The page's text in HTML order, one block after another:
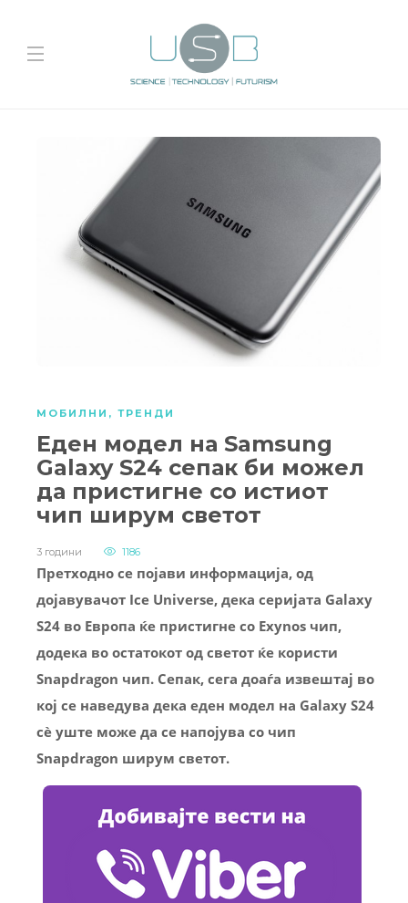
МОБИЛНИ , ТРЕНДИ
Еден модел на Samsung
Galaxy S24 сепак би можел
да пристигне со истиот
чип ширум светот
3 години 1186
Претходно се појави информација, од
дојавувачот Ice Universe, дека серијата Galaxy
S24 во Европа ќе пристигне со Exynos чип,
додека во остатокот од светот ќе користи
Snapdragon чип. Сепак, сега доаѓа извештај во
кој се наведува дека еден модел на Galaxy S24
сè уште може да се напојува со чип
Snapdragon ширум светот.